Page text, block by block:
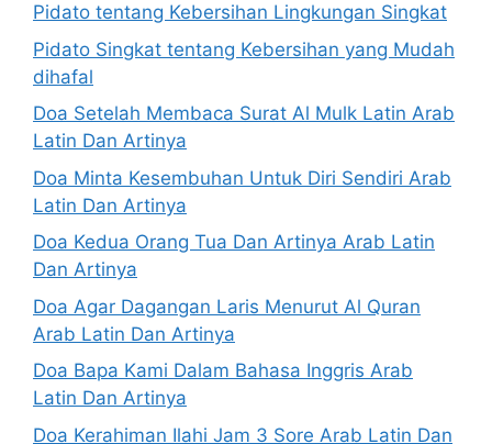
Pidato tentang Kebersihan Lingkungan Singkat
Pidato Singkat tentang Kebersihan yang Mudah
dihafal
Doa Setelah Membaca Surat Al Mulk Latin Arab
Latin Dan Artinya
Doa Minta Kesembuhan Untuk Diri Sendiri Arab
Latin Dan Artinya
Doa Kedua Orang Tua Dan Artinya Arab Latin
Dan Artinya
Doa Agar Dagangan Laris Menurut Al Quran
Arab Latin Dan Artinya
Doa Bapa Kami Dalam Bahasa Inggris Arab
Latin Dan Artinya
Doa Kerahiman Ilahi Jam 3 Sore Arab Latin Dan